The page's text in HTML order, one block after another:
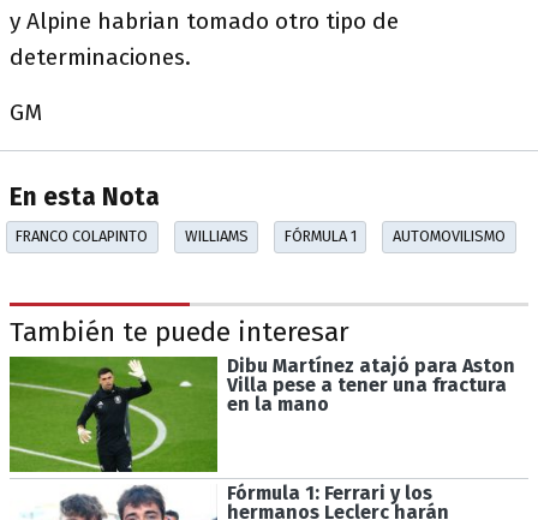
y Alpine habrian tomado otro tipo de
determinaciones.
GM
En esta Nota
FRANCO COLAPINTO WILLIAMS FÓRMULA 1 AUTOMOVILISMO
También te puede interesar
Dibu Martínez atajó para Aston
Villa pese a tener una fractura
en la mano
Fórmula 1: Ferrari y los
hermanos Leclerc harán